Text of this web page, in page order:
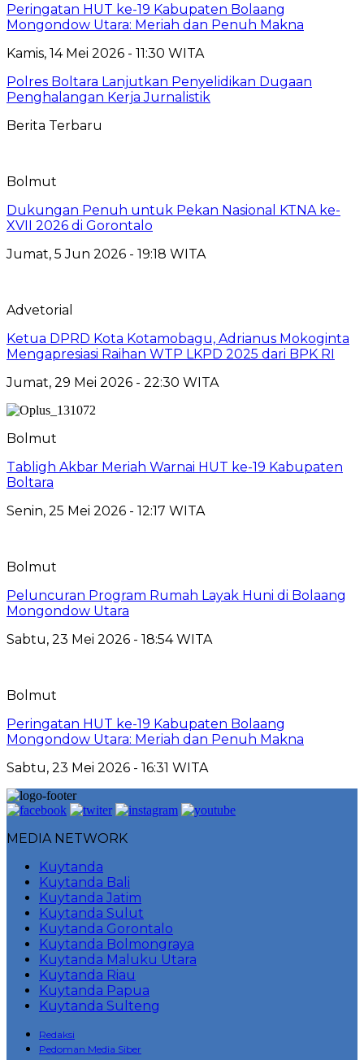
Peringatan HUT ke-19 Kabupaten Bolaang
Mongondow Utara: Meriah dan Penuh Makna
Kamis, 14 Mei 2026 - 11:30 WITA
Polres Boltara Lanjutkan Penyelidikan Dugaan
Penghalangan Kerja Jurnalistik
Berita Terbaru
Bolmut
Dukungan Penuh untuk Pekan Nasional KTNA ke-
XVII 2026 di Gorontalo
Jumat, 5 Jun 2026 - 19:18 WITA
Advetorial
Ketua DPRD Kota Kotamobagu, Adrianus Mokoginta
Mengapresiasi Raihan WTP LKPD 2025 dari BPK RI
Jumat, 29 Mei 2026 - 22:30 WITA
Bolmut
Tabligh Akbar Meriah Warnai HUT ke-19 Kabupaten
Boltara
Senin, 25 Mei 2026 - 12:17 WITA
Bolmut
Peluncuran Program Rumah Layak Huni di Bolaang
Mongondow Utara
Sabtu, 23 Mei 2026 - 18:54 WITA
Bolmut
Peringatan HUT ke-19 Kabupaten Bolaang
Mongondow Utara: Meriah dan Penuh Makna
Sabtu, 23 Mei 2026 - 16:31 WITA
MEDIA NETWORK
Kuytanda
Kuytanda Bali
Kuytanda Jatim
Kuytanda Sulut
Kuytanda Gorontalo
Kuytanda Bolmongraya
Kuytanda Maluku Utara
Kuytanda Riau
Kuytanda Papua
Kuytanda Sulteng
Redaksi
Pedoman Media Siber